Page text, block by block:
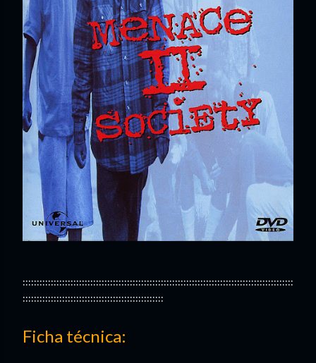
::::::::::::::::::::::::::::::::::::::::::::::::::::::::::::::::::::::::::::::::::::::::::::::::
::::::::::::::::::::::::::::::::::::::::::::::::::
Ficha técnica: